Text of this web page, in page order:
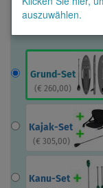
auszuwählen.
Grund-Set
( € 260,00)
Kajak-Set
( € 305,00)
Kanu-Set